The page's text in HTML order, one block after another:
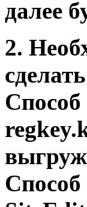
далее
2.